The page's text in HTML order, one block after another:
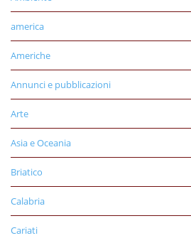
america
Americhe
Annunci e pubblicazioni
Arte
Asia e Oceania
Briatico
Calabria
Cariati